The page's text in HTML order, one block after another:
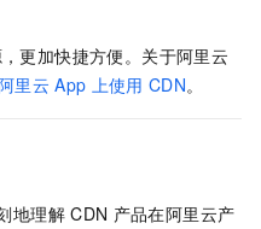
更加快捷方便。关于阿里云
里云 App 上使用 CDN。
地理解 CDN 产品在阿里云产